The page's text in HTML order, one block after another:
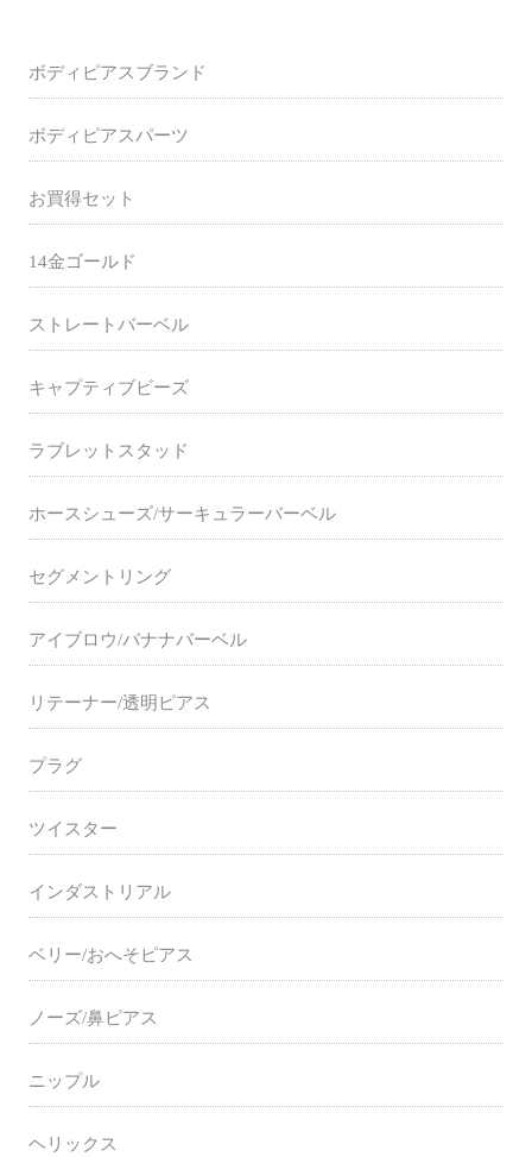
ボディピアスブランド
ボディピアスパーツ
お買得セット
14金ゴールド
ストレートバーベル
キャプティブビーズ
ラブレットスタッド
ホースシューズ/サーキュラーバーベル
セグメントリング
アイブロウ/バナナバーベル
リテーナー/透明ピアス
プラグ
ツイスター
インダストリアル
ベリー/おへそピアス
ノーズ/鼻ピアス
ニップル
ヘリックス